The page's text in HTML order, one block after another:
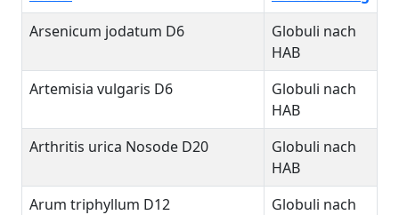
Arsenicum jodatum D6
Globuli nach
HAB
Artemisia vulgaris D6
Globuli nach
HAB
Arthritis urica Nosode D20
Globuli nach
HAB
Arum triphyllum D12
Globuli nach